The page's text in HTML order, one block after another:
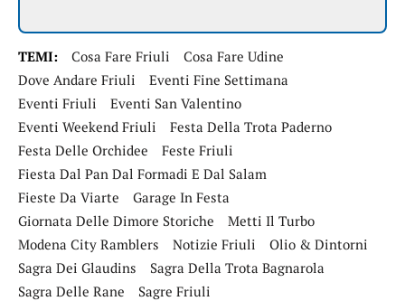
TEMI: Cosa Fare Friuli
Cosa Fare Udine
Dove Andare Friuli
Eventi Fine Settimana
Eventi Friuli
Eventi San Valentino
Eventi Weekend Friuli
Festa Della Trota Paderno
Festa Delle Orchidee
Feste Friuli
Fiesta Dal Pan Dal Formadi E Dal Salam
Fieste Da Viarte
Garage In Festa
Giornata Delle Dimore Storiche
Metti Il Turbo
Modena City Ramblers
Notizie Friuli
Olio & Dintorni
Sagra Dei Glaudins
Sagra Della Trota Bagnarola
Sagra Delle Rane
Sagre Friuli